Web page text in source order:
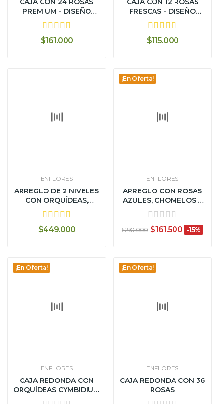
CAJA CON 24 ROSAS
PREMIUM - DISEÑO
MELINDA
$161.000
CAJA CON 12 ROSAS
FRESCAS - DISEÑO
MELINDA
$115.000
ENFLORES
ARREGLO DE 2 NIVELES
CON ORQUÍDEAS,
LIRIOS Y...
$449.000
¡En Oferta!
ENFLORES
ARREGLO CON ROSAS
AZULES, CHOMELOS Y
CERVEZAS
$190.000 $161.500 -15%
¡En Oferta!
ENFLORES
CAJA REDONDA CON
ORQUÍDEAS CYMBIDIUM
Y GLOBO
¡En Oferta!
ENFLORES
CAJA REDONDA CON 36
ROSAS